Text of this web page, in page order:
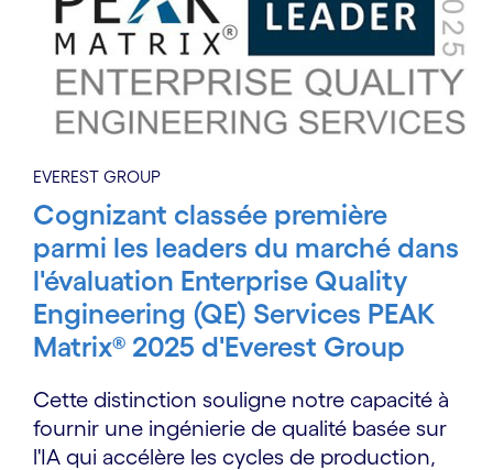
EVEREST GROUP
Cognizant classée première
parmi les leaders du marché dans
l'évaluation Enterprise Quality
Engineering (QE) Services PEAK
Matrix® 2025 d'Everest Group
Cette distinction souligne notre capacité à
fournir une ingénierie de qualité basée sur
l'IA qui accélère les cycles de production,